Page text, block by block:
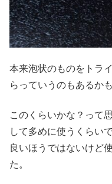
本来泡状のものをトラ
らっていうのもあるか
このくらいかな？って
して多めに使うくらい
良いほうではないけど
た。